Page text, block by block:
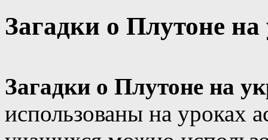
Загадки о Плутоне
Загадки о Плутоне на
использованы на уроках